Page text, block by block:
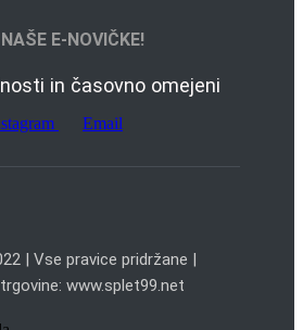
E-NOVIČKE!
in časovno omejeni
Email
| Vse pravice pridržane |
www.splet99.net